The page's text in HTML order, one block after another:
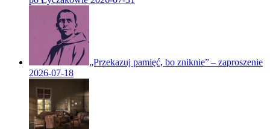
„Przekazuj pamięć, bo zniknie” – zaproszenie
2026-07-18